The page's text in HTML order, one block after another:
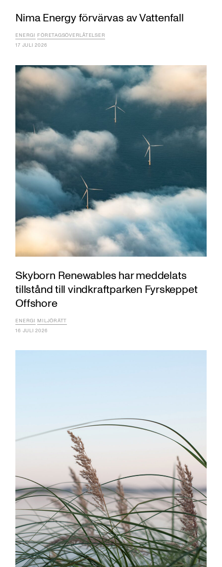
Nima Energy förvärvas av Vattenfall
ENERGI FÖRETAGSÖVERLÅTELSER
17 JULI 2026
Skyborn Renewables har meddelats
tillstånd till vindkraftparken Fyrskeppet
Offshore
ENERGI MILJÖRÄTT
16 JULI 2026